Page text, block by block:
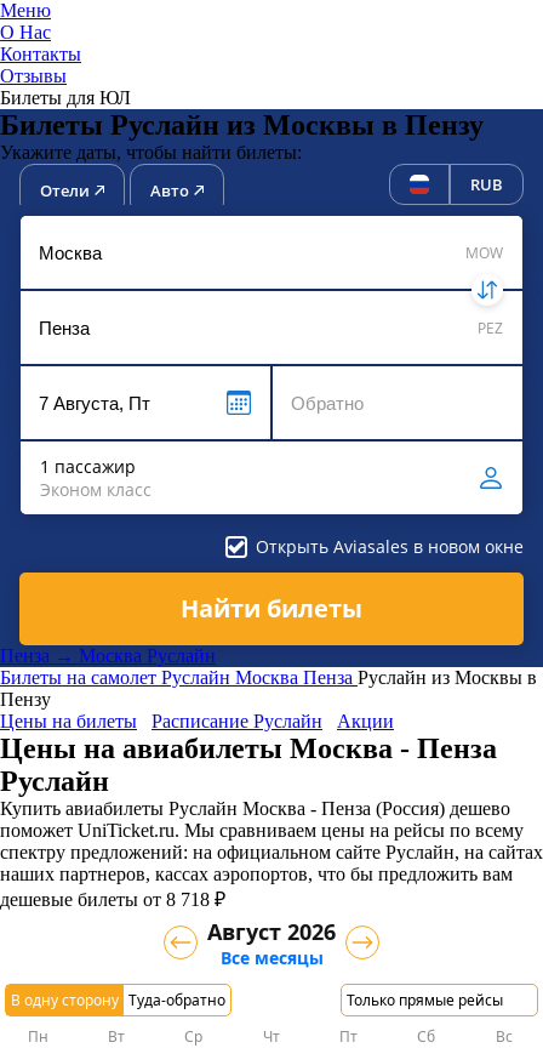
Меню
О Нас
Контакты
Отзывы
Билеты для ЮЛ
Билеты Руслайн из Москвы в Пензу
Укажите даты, чтобы найти билеты:
Отели Авто RUB
MOW
PEZ
1 пассажир
Эконом класс
Открыть Aviasales в новом окне
Найти билеты
Пенза → Москва Руслайн
Билеты на самолет Руслайн Москва Пенза Руслайн из Москвы в
Пензу
Цены на билеты
Расписание Руслайн Акции
Цены на авиабилеты Москва - Пенза
Руслайн
Купить авиабилеты Руслайн Москва - Пенза (Россия) дешево
поможет UniTicket.ru. Мы сравниваем цены на рейсы по всему
спектру предложений: на официальном сайте Руслайн, на сайтах
наших партнеров, кассах аэропортов, что бы предложить вам
дешевые билеты от 8 718 ₽
В одну сторону Туда-обратно Только прямые рейсы
Август 2026
Все месяцы
Пн Вт Ср Чт Пт Сб Вс